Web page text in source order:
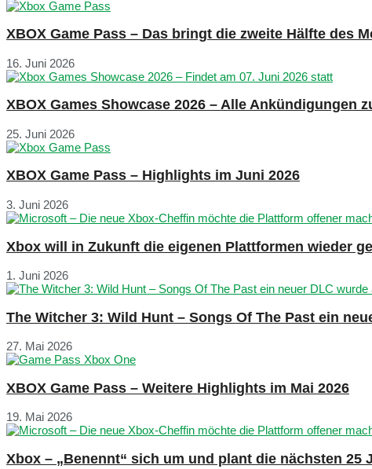
XBOX Game Pass – Das bringt die zweite Hälfte des
16. Juni 2026
XBOX Games Showcase 2026 – Alle Ankündigungen
25. Juni 2026
XBOX Game Pass – Highlights im Juni 2026
3. Juni 2026
Xbox will in Zukunft die eigenen Plattformen wieder
1. Juni 2026
The Witcher 3: Wild Hunt – Songs Of The Past ein
27. Mai 2026
XBOX Game Pass – Weitere Highlights im Mai 2026
19. Mai 2026
Xbox – „Benennt“ sich um und plant die nächsten 25